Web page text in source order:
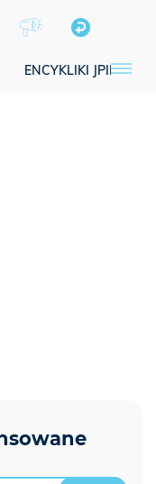
ENCYKLIKI JPII